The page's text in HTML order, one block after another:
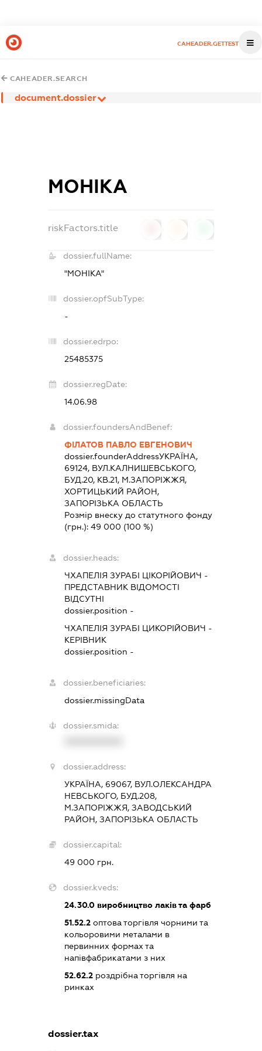
CAHEADER.GETTEST
CAHEADER.SEARCH
document.dossier
МОНІКА
riskFactors.title
dossier.fullName:
"МОНІКА"
dossier.opfSubType:
-
dossier.edrpo:
25485375
dossier.regDate:
14.06.98
dossier.foundersAndBenef:
ФІЛАТОВ ПАВЛО ЕВГЕНОВИЧ
dossier.founderAddressУКРАЇНА,
69124, ВУЛ.КАЛНИШЕВСЬКОГО,
БУД.20, КВ.21, М.ЗАПОРІЖЖЯ,
ХОРТИЦЬКИЙ РАЙОН,
ЗАПОРІЗЬКА ОБЛАСТЬ
Розмір внеску до статутного фонду
(грн.):49 000 (100 %)
dossier.heads:
ЧХАПЕЛІЯ ЗУРАБІ ЦІКОРІЙОВИЧ -
ПРЕДСТАВНИК ВІДОМОСТІ
ВІДСУТНІ
dossier.position -
ЧХАПЕЛІЯ ЗУРАБІ ЦИКОРІЙОВИЧ -
КЕРІВНИК
dossier.position -
dossier.beneficiaries:
dossier.missingData
dossier.smida:
dossier.address:
УКРАЇНА, 69067, ВУЛ.ОЛЕКСАНДРА
НЕВСЬКОГО, БУД.208,
М.ЗАПОРІЖЖЯ, ЗАВОДСЬКИЙ
РАЙОН, ЗАПОРІЗЬКА ОБЛАСТЬ
dossier.capital:
49 000 грн.
dossier.kveds:
24.30.0 виробництво лаків та фарб
51.52.2 оптова торгівля чорними та
кольоровими металами в
первинних формах та
напівфабрикатами з них
52.62.2 роздрібна торгівля на
ринках
dossier.tax